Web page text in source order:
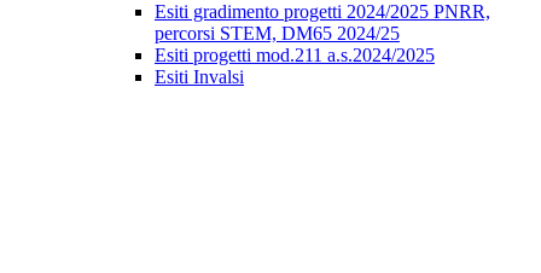
Esiti gradimento progetti 2024/2025 PNRR,
percorsi STEM, DM65 2024/25
Esiti progetti mod.211 a.s.2024/2025
Esiti Invalsi